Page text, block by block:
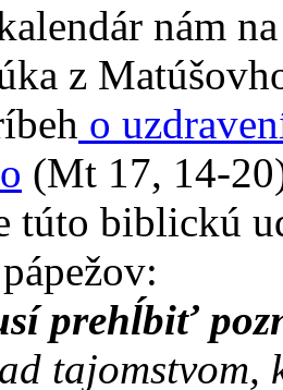
nám na
z
o
(Mt 17, 14-
túto biblickú
prehĺbiť